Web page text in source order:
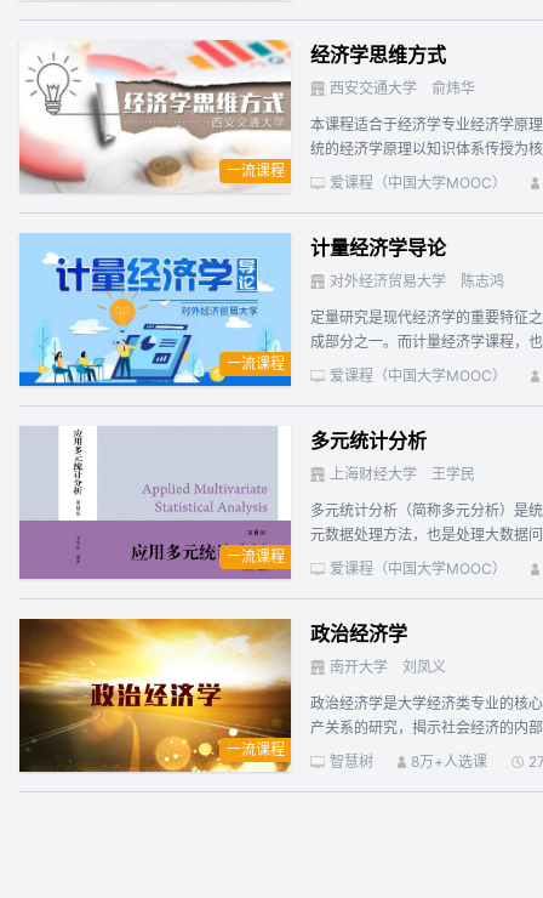
外，还配有内容详实的PPT课件、
一流课程
经济学思维方式
西安交通大学
俞炜华
本课程适合于经济学专业经济学原理（微观部分）和通识类课程《经
统的经济学原理以知识体系传授为
能力。 本课程包括引论；经济学
爱课程（中国大学MOOC）
一流课程
计量经济学导论
对外经济贸易大学
陈志鸿
定量研究是现代经济学的重要特征
成部分之一。而计量经济学课程，也如微观经济学，宏观经济学
师为课程建设留下了宝贵经验和
内容体系完整的《计量经济学导论》。具体地说，包括三个模块： （一）理论知识模块。包括：经
反经典假设的实际经济数据的处理；建立模型进
计量分析软件Stata处理数据和建模。 （三）实证研究模块：本课程使用的例题，大多使用经济学研究中的实际数据，包括了工资的决定因素，贸易对经济增长的影响，股票市场
说等等。本课程还将以实证研究项目的形式
经济学课程比较，我们的课程有如下特色： （一）课程命名为《计量经济学导论》，难度浅，强调学习过程中的计量经济学直觉，教师的授课也特别注意
完整，广度大，覆盖了经典横截面数据
程。
爱课程（中国大学MOOC）
一流课程
多元统计分析
上海财经大学
王学民
多元统计分析（简称多元分析）是
元数据处理方法，也是处理大数据
养。 本课程基本上按教材《应用
习题解答），两者相辅相成。本课
材，R语言的代码和《SPSS的应
顾）、随机向量和多元正态分布、
理解性的，这些题全部由王学民老
价值且具实战性的知识。 关于提高
学，强调应用而考虑的）。提高篇
爱课程（中国大学MOOC）
一流课程
政治经济学
南开大学
刘凤义
政治经济学是大学经济类专业的核
产关系的研究，揭示社会经济的内
程揭示了存在于资本主义生产方
智慧树 8万+人选课